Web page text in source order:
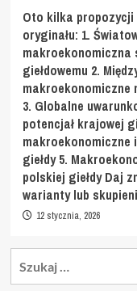
Oto kilka propozycji
oryginału: 1.
makroekonomiczna
giełdowemu 2.
makroekonomiczne
3. Globalne
potencjał krajowej
makroekonomiczne
giełdy 5.
polskiej giełdy Daj
warianty lub
12 stycznia, 2026